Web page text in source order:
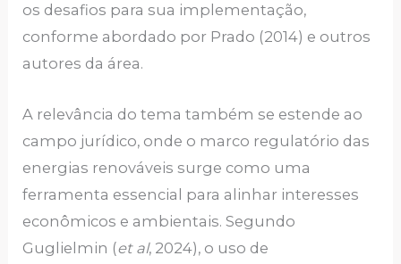
os desafios para sua implementação,
conforme abordado por Prado (2014) e outros
autores da área.
A relevância do tema também se estende ao
campo jurídico, onde o marco regulatório das
energias renováveis surge como uma
ferramenta essencial para alinhar interesses
econômicos e ambientais. Segundo
Guglielmin (et al, 2024), o uso de